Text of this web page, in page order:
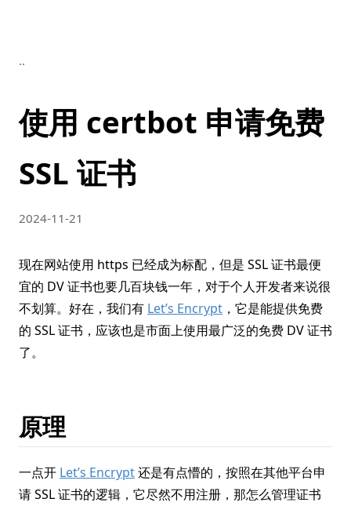
..
使用 certbot 申请免费
SSL 证书
2024-11-21
现在网站使用 https 已经成为标配，但是 SSL 证书最便
宜的 DV 证书也要几百块钱一年，对于个人开发者来说很
不划算。好在，我们有 Let’s Encrypt ，它是能提供免费
的 SSL 证书，应该也是市面上使用最广泛的免费 DV 证书
了。
原理
一点开 Let’s Encrypt还是有点懵的，按照在其他平台申
请 SSL 证书的逻辑，它尽然不用注册，那怎么管理证书